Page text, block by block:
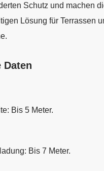
Schutz und machen
Lösung für Terrassen
Daten
Bis 5 Meter.
Bis 7 Meter.